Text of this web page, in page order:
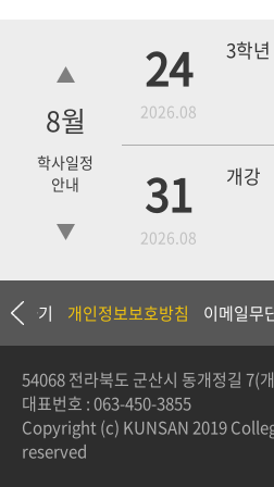
8월
학사일정
안내
24
2026.08
3학
31
2026.08
개강
18 4학
19 3학
담하기 개인정보보호방침 이메일무
54068 전라북도 군산시 동개정길 7(
대표번호 :063-450-3855
Copyright (c) KUNSAN 2019
reserved